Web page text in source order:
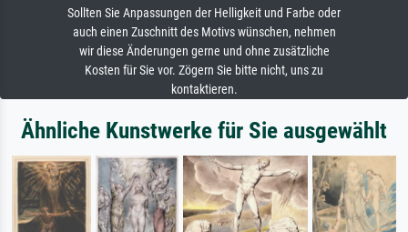
Sollten Sie Anpassungen der Helligkeit und Farbe oder
auch einen Zuschnitt des Motivs wünschen, nehmen
wir diese Änderungen gerne und ohne zusätzliche
Kosten für Sie vor. Zögern Sie bitte nicht, uns zu
kontaktieren.
Ähnliche Kunstwerke für Sie ausgewählt